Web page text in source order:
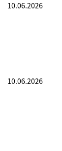
10.06.2026
10.06.2026